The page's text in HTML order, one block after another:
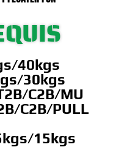
40kgs
30kgs
C2B/MU
C2B/PULL
15kgs